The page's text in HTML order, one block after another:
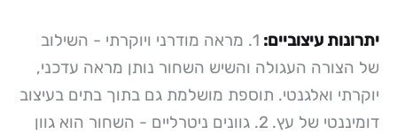
יתרונות עיצוביים:
1. מראה מודרני ויוקרתי - השילוב
של הצורה העגולה והשיש השחור נותן מראה עדכני,
יוקרתי ואלגנטי. תוספת מושלמת גם בתוך בתים בעיצוב
דומיננטי של עץ.
2. גוונים ניטרליים - השחור הוא גוון